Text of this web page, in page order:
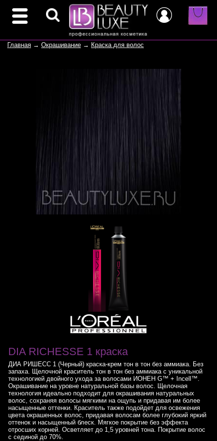
Главная → Окрашивание → Краска для волос
DIA RICHESSE 1 краска
ДИА РИШЕСС 1 (Черный) краска-крем тон в тон без аммиака. Без
запаха. Щелочной краситель тон в тон без аммиака с уникальной
технологией двойного ухода за волосами ИОНЕН G™ + Incell™.
Окрашивание на уровне натуральной базы волос. Щелочная
технология идеально подходит для окрашивания натуральных
волос, сохраняя волосы мягкими на ощупь и придавая им более
насыщенные оттенки. Краситель также подойдет для освежения
цвета окрашенных волос, придавая волосам более глубокий яркий
оттенок и насыщенный блеск. Мягкое покрытие без эффекта
отросших корней. Осветляет до 1,5 уровней тона. Покрытие волос
с сединой до 70%.